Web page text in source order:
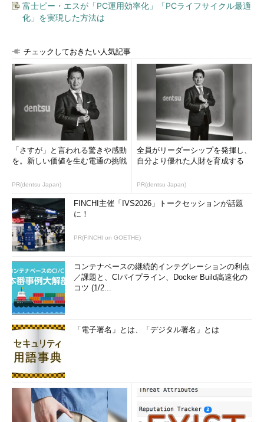
富士ピー・エスが「PC運用効率化」「PCライフサイクル最適
化」を実現した方法は
チェックしておきたい人気記事
「さすが」と言われる驚きや感動
を。新しい価値を生む電通の挑戦
PR(dentsu Japan)
全員がリーダーシップを発揮し、
自分より優れた人財を育成する
PR(dentsu Japan)
FINCHI主催「IVS2026」トークセッションが話題
に！
PR(FINCHI on GOETHE)
コンテナベースの継続的インテグレーションの利点
／課題と、CIパイプライン、Docker Build高速化の
コツ (1/2...
「電子署名」とは、「デジタル署名」とは